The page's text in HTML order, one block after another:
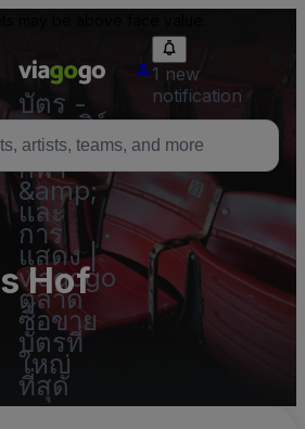
บัตร -
คอนเสิร์ต
บัตร
กีฬา
&amp;
และ
การ
แสดง |
viagogo
ตลาด
ซื้อขาย
บัตรที่
ใหญ่
ที่สุด
1 new
notification
Hof